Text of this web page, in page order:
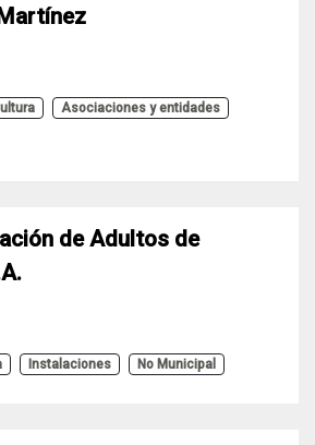
Asociaciones y entidades
de Adultos de
Instalaciones No Municipal